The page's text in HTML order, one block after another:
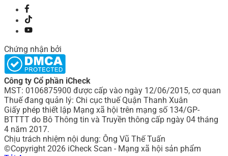
Chứng nhận bởi
Công ty Cổ phần iCheck
MST: 0106875900 được cấp vào ngày 12/06/2015, cơ quan
Thuế đang quản lý: Chi cục thuế Quận Thanh Xuân
Giấy phép thiết lập Mạng xã hội trên mạng số 134/GP-
BTTTT do Bô Thông tin và Truyền thông cấp ngày 04 tháng
4 năm 2017.
Chịu trách nhiệm nội dung: Ông Vũ Thế Tuấn
©Copyright 2026 iCheck Scan - Mạng xã hội sản phẩm